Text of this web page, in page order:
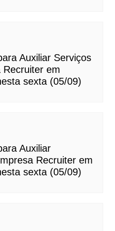
Auxiliar Serviços
Recruiter em
sexta (05/09)
Auxiliar
Recruiter em
sexta (05/09)